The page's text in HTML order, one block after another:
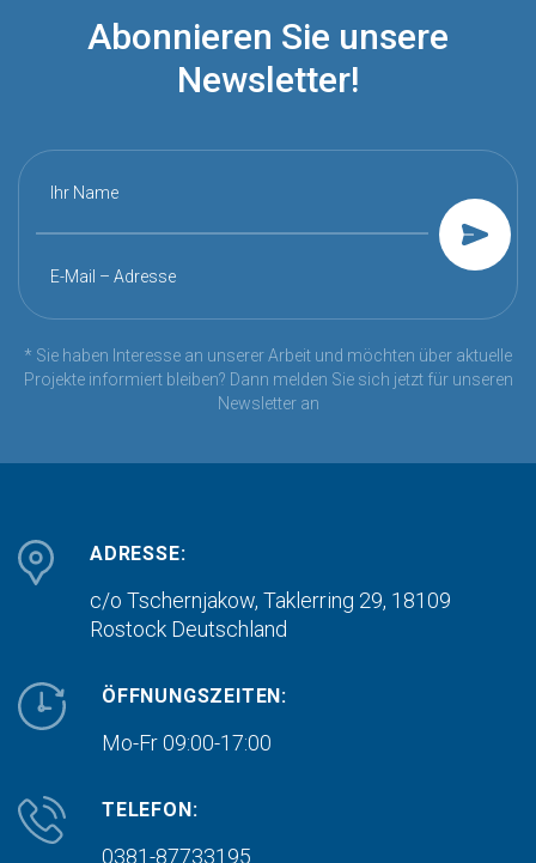
Abonnieren Sie unsere
Newsletter!
Ihr Name
E-Mail – Adresse
* Sie haben Interesse an unserer Arbeit und möchten über aktuelle
Projekte informiert bleiben? Dann melden Sie sich jetzt für unseren
Newsletter an
ADRESSE:
c/o Tschernjakow, Taklerring 29, 18109
Rostock Deutschland
ÖFFNUNGSZEITEN:
Mo-Fr 09:00-17:00
TELEFON:
0381-87733195